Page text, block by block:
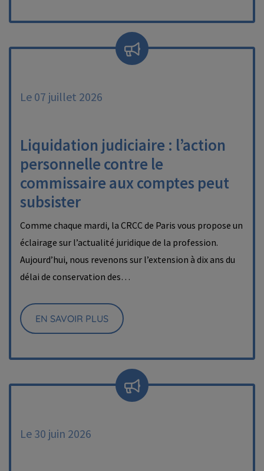
Le 07 juillet 2026
Liquidation judiciaire : l’action
personnelle contre le
commissaire aux comptes peut
subsister
Comme chaque mardi, la CRCC de Paris vous propose un
éclairage sur l’actualité juridique de la profession.
Aujourd’hui, nous revenons sur l’extension à dix ans du
délai de conservation des…
EN SAVOIR PLUS
Le 30 juin 2026